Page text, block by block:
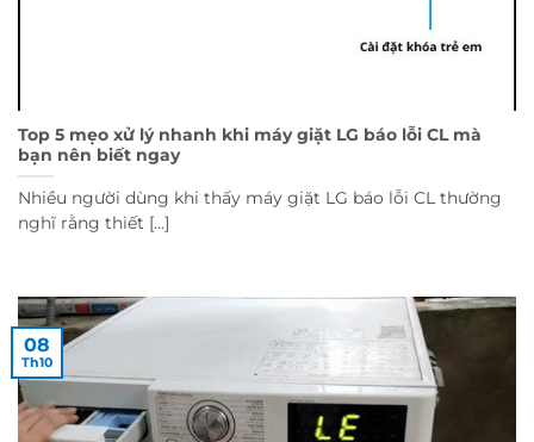
Top 5 mẹo xử lý nhanh khi máy giặt LG báo lỗi CL mà
bạn nên biết ngay
Nhiều người dùng khi thấy máy giặt LG báo lỗi CL thường
nghĩ rằng thiết [...]
08
Th10